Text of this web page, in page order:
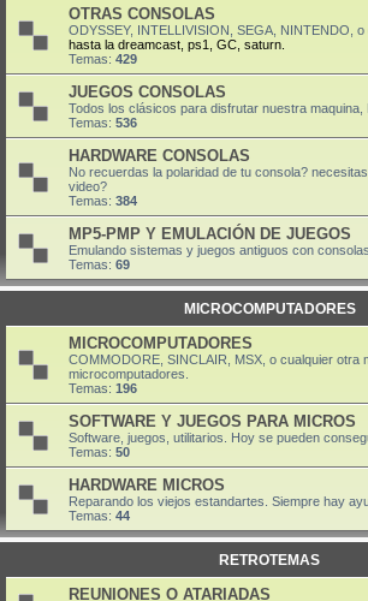
OTRAS CONSOLAS
ODYSSEY, INTELLIVISION, SEGA, NINTENDO,
hasta la dreamcast, ps1, GC, saturn.
Temas: 429
JUEGOS CONSOLAS
Todos los clásicos para disfrutar nuestra maquina,
Temas: 536
HARDWARE CONSOLAS
No recuerdas la polaridad de tu consola?
video?
Temas: 384
MP5-PMP Y EMULACIÓN DE JUEGOS
Emulando sistemas y juegos antiguos con
Temas: 69
MICROCOMPUTADORES
MICROCOMPUTADORES
COMMODORE, SINCLAIR, MSX, o cualquier otra
microcomputadores.
Temas: 196
SOFTWARE Y JUEGOS PARA MICROS
Software, juegos, utilitarios. Hoy se pueden
Temas: 50
HARDWARE MICROS
Reparando los viejos estandartes. Siempre hay
Temas: 44
RETROTEMAS
REUNIONES O ATARIADAS